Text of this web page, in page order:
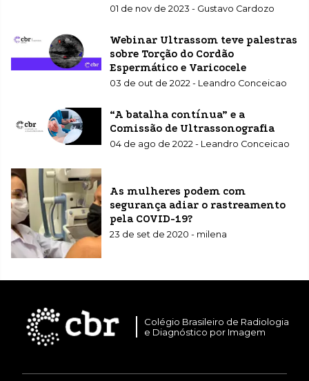
01 de nov de 2023 - Gustavo Cardozo
Webinar Ultrassom teve palestras
sobre Torção do Cordão
Espermático e Varicocele
03 de out de 2022 - Leandro Conceicao
“A batalha contínua” e a
Comissão de Ultrassonografia
04 de ago de 2022 - Leandro Conceicao
As mulheres podem com
segurança adiar o rastreamento
pela COVID-19?
23 de set de 2020 - milena
Colégio Brasileiro de Radiologia
e Diagnóstico por Imagem